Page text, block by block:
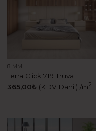
8 MM
Terra Click 719 Truva
365,00₺ (KDV Dahil) /m2